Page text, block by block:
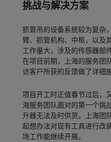
挑战与解决方案
抓管吊的设备系统较为复杂
臂、抓管机构、中枢，以及
工作量大，涉及的传感器部
在项目前期，上海的服务团
访客户所获的反馈做了详细
项目开工时正值春节过后，
海服务团队面对的第一个挑
升器无法及时供货。上海团
起想办法对现有工具进行改
场工作能继续开展。